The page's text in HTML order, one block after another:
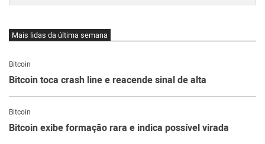
Mais lidas da última semana
Bitcoin
Bitcoin toca crash line e reacende sinal de alta
Bitcoin
Bitcoin exibe formação rara e indica possível virada